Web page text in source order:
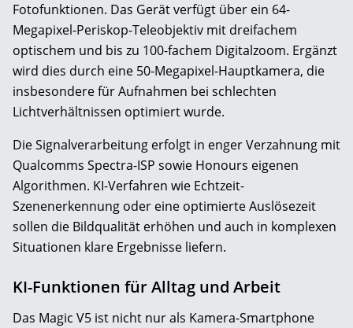
Fotofunktionen. Das Gerät verfügt über ein 64-
Megapixel-Periskop-Teleobjektiv mit dreifachem
optischem und bis zu 100-fachem Digitalzoom. Ergänzt
wird dies durch eine 50-Megapixel-Hauptkamera, die
insbesondere für Aufnahmen bei schlechten
Lichtverhältnissen optimiert wurde.
Die Signalverarbeitung erfolgt in enger Verzahnung mit
Qualcomms Spectra-ISP sowie Honours eigenen
Algorithmen. KI-Verfahren wie Echtzeit-
Szenenerkennung oder eine optimierte Auslösezeit
sollen die Bildqualität erhöhen und auch in komplexen
Situationen klare Ergebnisse liefern.
KI-Funktionen für Alltag und Arbeit
Das Magic V5 ist nicht nur als Kamera-Smartphone